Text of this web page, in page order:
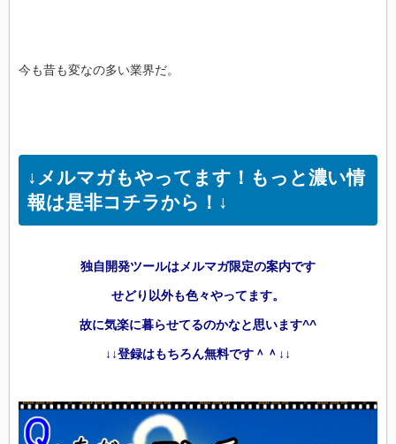
今も昔も変なの多い業界だ。
↓メルマガもやってます！もっと濃い情
報は是非コチラから！↓
独自開発ツールはメルマガ限定の案内です
せどり以外も色々やってます。
故に気楽に暮らせてるのかなと思います^^
↓↓登録はもちろん無料です＾＾↓↓